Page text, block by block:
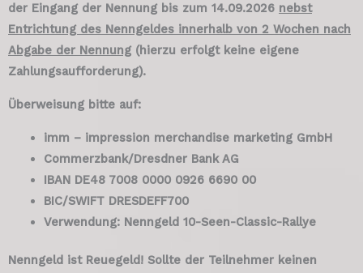
der Eingang der Nennung bis zum 14.09.2026 nebst
Entrichtung des Nenngeldes innerhalb von 2 Wochen nach
Abgabe der Nennung (hierzu erfolgt keine eigene
Zahlungsaufforderung).
Überweisung bitte auf:
imm – impression merchandise marketing GmbH
Commerzbank/Dresdner Bank AG
IBAN DE48 7008 0000 0926 6690 00
BIC/SWIFT DRESDEFF700
Verwendung: Nenngeld 10-Seen-Classic-Rallye
Nenngeld ist Reuegeld! Sollte der Teilnehmer keinen